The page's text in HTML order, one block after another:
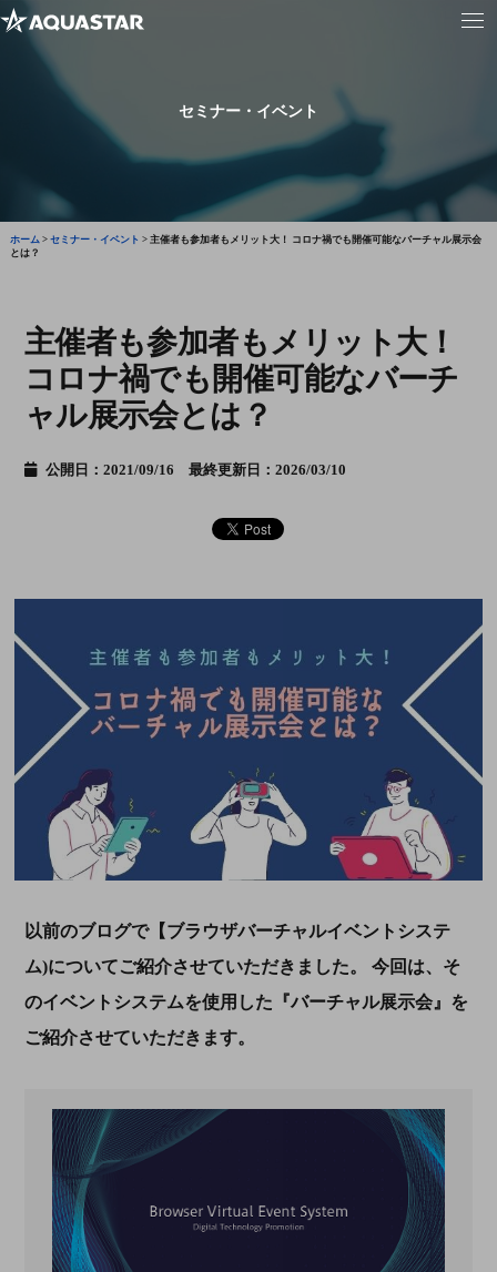
セミナー・イベント
ホーム> セミナー・イベント > 主催者も参加者もメリット大！ コロナ禍でも開催可能なバーチャル展示会
とは？
主催者も参加者もメリット大！
コロナ禍でも開催可能なバーチ
ャル展示会とは？
公開日：2021/09/16 最終更新日：2026/03/10
以前のブログで【ブラウザバーチャルイベントシステ
ム)についてご紹介させていただきました。 今回は、そ
のイベントシステムを使用した『バーチャル展示会』を
ご紹介させていただきます。